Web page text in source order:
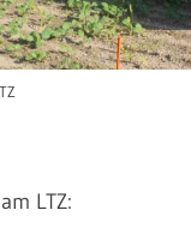
LTZ: